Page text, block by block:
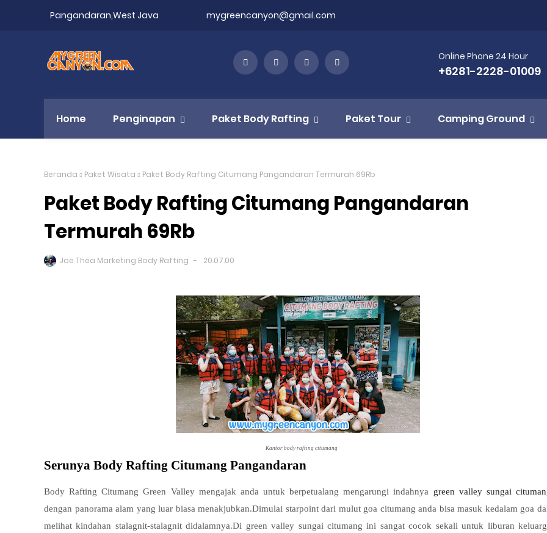
Pangandaran,West Java mygreencanyon@gmail.com
Online Phone 24 Hour
+6281-2228-01009
Home Penginapan Paket Body Rafting Paket Tour Camping Ground
Beranda Paket Wisata Paket Body Rafting Citumang Pangandaran Termurah 69Rb
Paket Body Rafting Citumang Pangandaran
Termurah 69Rb
Joe Thea Marketing Body Rafting 20.07.00
Kantor body rafting citumang
Serunya Body Rafting Citumang Pangandaran
Body Rafting Citumang Green Valley mengajak anda untuk berpetualang mengarungi indahnya green valley sungai
dengan panorama alam yang luar biasa menakjubkan.Dimulai starpoint dari mulut goa citumang anda bisa masuk kedalam goa
melihat kindahan stalagnit-stalagnit didalamnya.Di green valley sungai citumang ini sangat cocok sekali untuk liburan